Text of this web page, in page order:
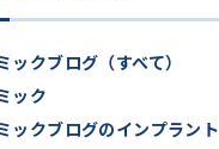
ックブログ（すべて）
ック
ックブログのインプラント